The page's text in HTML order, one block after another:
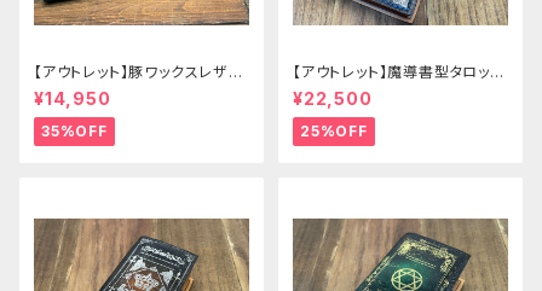
【アウトレット】豚ワックスレザー
のかぶせタイプの紳士長財布
¥14,950
35%OFF
【アウトレット】魔導書型タロット
カードケース Grimoire 青の書
¥22,500
25%OFF